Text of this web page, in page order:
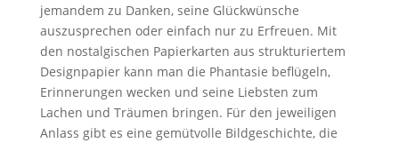
jemandem zu Danken, seine Glückwünsche
auszusprechen oder einfach nur zu Erfreuen. Mit
den nostalgischen Papierkarten aus strukturiertem
Designpapier kann man die Phantasie beflügeln,
Erinnerungen wecken und seine Liebsten zum
Lachen und Träumen bringen. Für den jeweiligen
Anlass gibt es eine gemütvolle Bildgeschichte, die